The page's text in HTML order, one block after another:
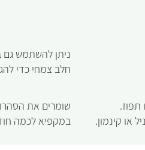
ניתן להשתמש גם
חלב צמחי כדי
תפוז.
או קינמון.
שומרים את
במקפיא לכמה